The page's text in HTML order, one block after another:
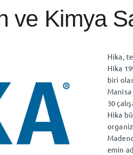
ve Kimya
Hika,
Hika
biri
30
Hika
emin